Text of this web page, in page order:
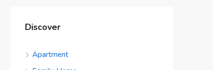
Discover
Apartment